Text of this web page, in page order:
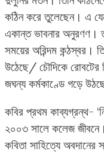
কঠিন করে তুলেছেন। এ
একান্ত ভাবনার অনুরণণ।
সময়ের অরিন্দম কন্ঠস্বর।
উঠেছে/ চৌদিকে রোবটের
জঘন্য কর্মকাণ্ডে গড়ে
কবির প্রথম কাব্যগ্রন্থ-
২০০৩ সালে কলেজ
কবিতা সাহিত্যে অবদানের